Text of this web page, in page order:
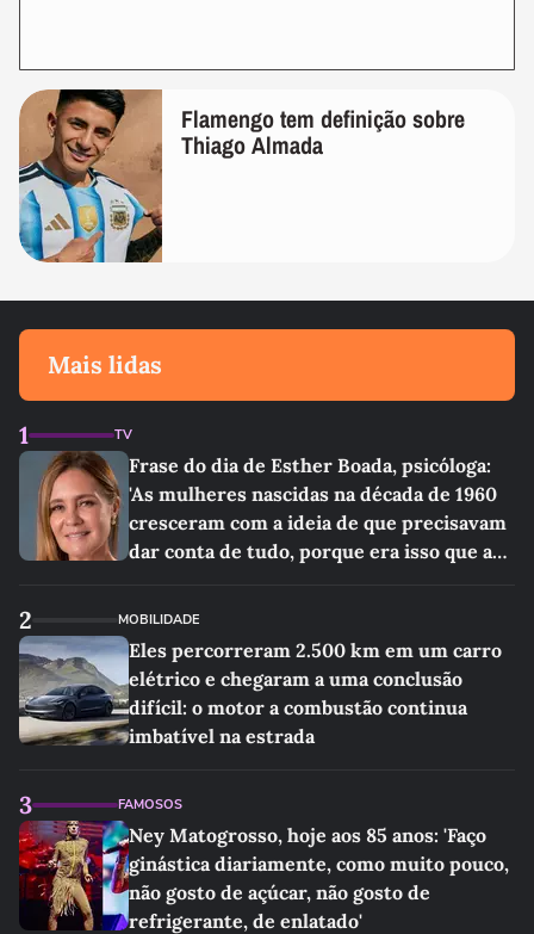
Flamengo tem definição sobre
Thiago Almada
Mais lidas
1 TV
Frase do dia de Esther Boada, psicóloga:
'As mulheres nascidas na década de 1960
cresceram com a ideia de que precisavam
dar conta de tudo, porque era isso que a
2 MOBILIDADE
Eles percorreram 2.500 km em um carro
elétrico e chegaram a uma conclusão
difícil: o motor a combustão continua
imbatível na estrada
3 FAMOSOS
Ney Matogrosso, hoje aos 85 anos: 'Faço
ginástica diariamente, como muito pouco,
não gosto de açúcar, não gosto de
refrigerante, de enlatado'